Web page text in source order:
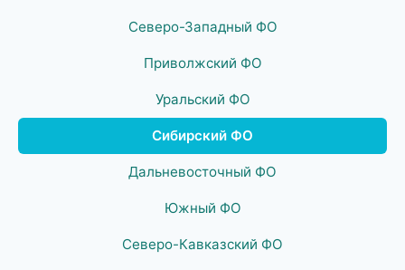
Северо-Западный ФО
Приволжский ФО
Уральский ФО
Сибирский ФО
Дальневосточный ФО
Южный ФО
Северо-Кавказский ФО